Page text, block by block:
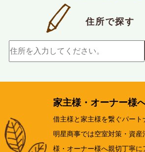
住所で探す
家主様・オーナー様
借主様と家主様を繋ぐパート
明星商事では空室対策・資
様・オーナー様へ親切丁寧